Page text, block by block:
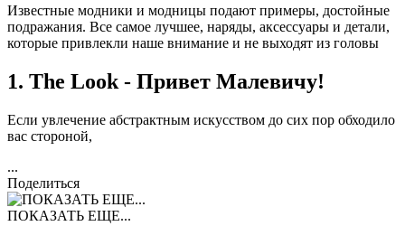
Известные модники и модницы подают примеры, достойные
подражания. Все самое лучшее, наряды, аксессуары и детали,
которые привлекли наше внимание и не выходят из головы
1. The Look - Привет Малевичу!
Если увлечение абстрактным искусством до сих пор обходило
вас стороной,
...
Поделиться
ПОКАЗАТЬ ЕЩЕ...